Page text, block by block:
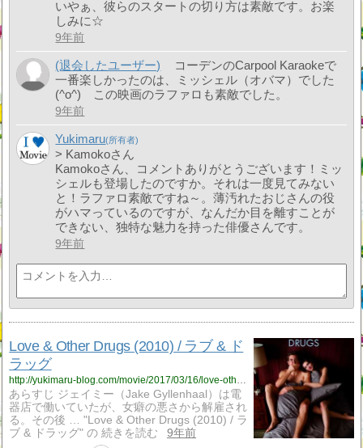
いやぁ、彼らのスタートの切り方は素敵です。お楽
しみに☆
9年前
(退会したユーザー)
コーデンのCarpool Karaokeで
一番楽しかったのは、ミッシェル（オバマ）でした
(^o^) この映画のラファロも素敵でした。
9年前
Yukimaru
> Kamokoさん
Kamokoさん、コメントありがとうございます！ミッ
シェルも登場したのですか。それは一度見てみない
と！ラファロ素敵ですね～。薄汚れたおじさんの役
がハマっているのですが、なんだか目を離すことが
できない、独特な魅力を持った俳優さんです。
9年前
Love & Other Drugs (2010) / ラブ & ド
ラッグ
あらすじ ジェイミー（Jake Gyllenhaal）は電
器店で働いていたが、女癖の悪さから解雇され
る。その後 … "Love & Other Drugs (2010) / ラ
ブ & ドラッグ" の 続きを読む
9年前